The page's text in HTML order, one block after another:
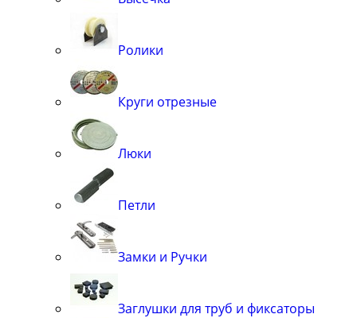
Ролики
Круги отрезные
Люки
Петли
Замки и Ручки
Заглушки для труб и фиксаторы